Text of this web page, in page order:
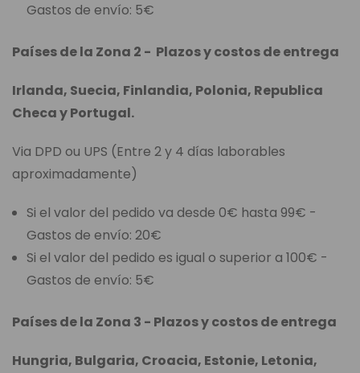
Gastos de envío: 5€
Países de la Zona 2 - Plazos y costos de entrega
Irlanda, Suecia, Finlandia, Polonia, Republica
Checa y Portugal.
Via DPD ou UPS (Entre 2 y 4 días laborables
aproximadamente)
Si el valor del pedido va desde 0€ hasta 99€ -
Gastos de envío: 20€
Si el valor del pedido es igual o superior a 100€ -
Gastos de envío: 5€
Países de la Zona 3 - Plazos y costos de entrega
Hungria, Bulgaria, Croacia, Estonie, Letonia,